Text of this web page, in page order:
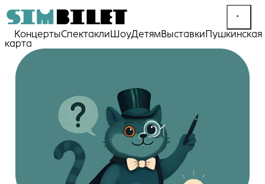
КонцертыСпектакли ШоуДетямВыставкиПушкинская
карта